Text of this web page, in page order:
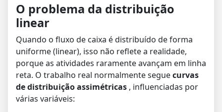
O problema da distribuição
linear
Quando o fluxo de caixa é distribuído de forma
uniforme (linear), isso não reflete a realidade,
porque as atividades raramente avançam em linha
reta. O trabalho real normalmente seguecurvas
de distribuição assimétricas , influenciadas por
várias variáveis: